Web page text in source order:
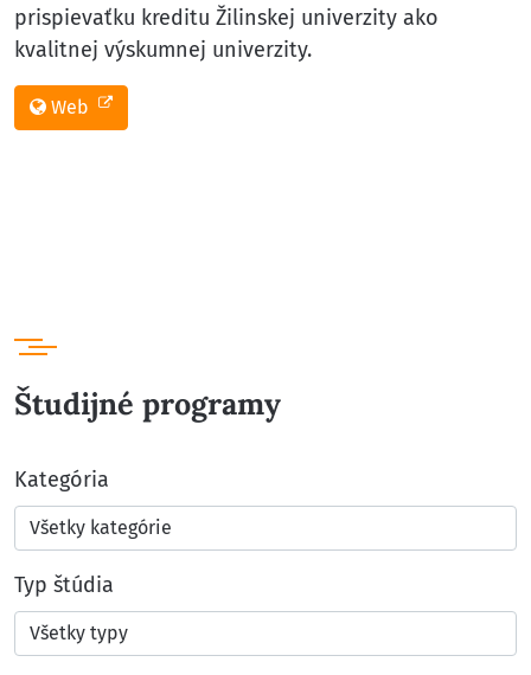
prispievaťku kreditu Žilinskej univerzity ako
kvalitnej výskumnej univerzity.
Web
Študijné programy
Kategória
Typ štúdia